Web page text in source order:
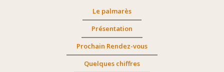
Le palmarès
Présentation
Prochain Rendez-vous
Quelques chiffres